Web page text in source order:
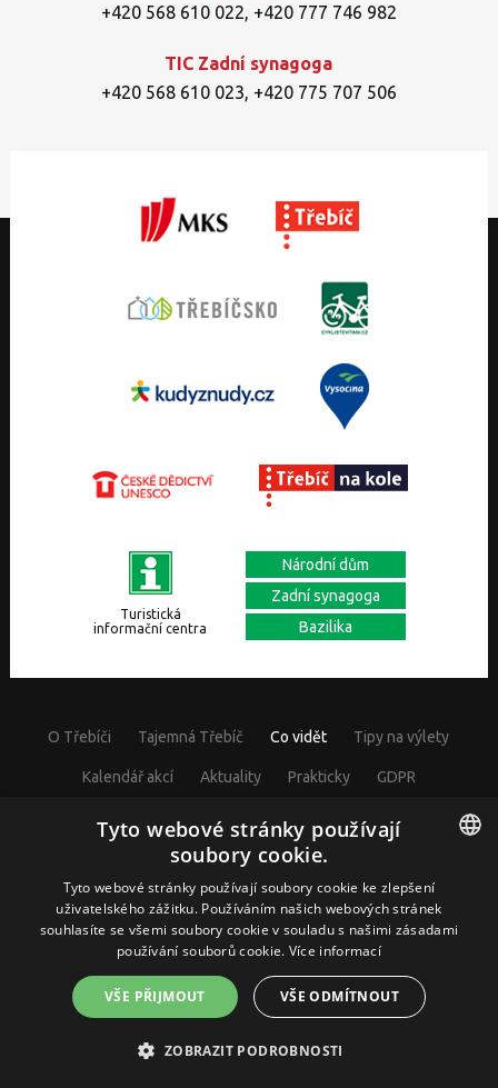
+420 568 610 022, +420 777 746 982
TIC Zadní synagoga
+420 568 610 023, +420 775 707 506
Turistická
informační centra
Národní dům
Zadní synagoga
Bazilika
O Třebíči Tajemná Třebíč Co vidět Tipy na výlety
Kalendář akcí Aktuality Prakticky GDPR
© Visit Třebíč 2017
Město Třebíč, Karlovo nám. 104/55, 67401 Třebíč, IČ: 00290629
CZECH
GERMAN
ENGLISH
Tyto webové stránky používají
soubory cookie.
Tyto webové stránky používají soubory cookie ke zlepšení
uživatelského zážitku. Používáním našich webových stránek
souhlasíte se všemi soubory cookie v souladu s našimi zásadami
používání souborů cookie. Více informací
VŠE PŘIJMOUT VŠE ODMÍTNOUT
ZOBRAZIT PODROBNOSTI